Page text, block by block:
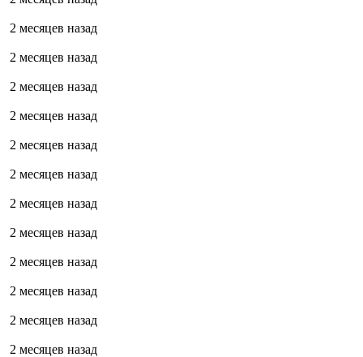
2 месяцев назад
2 месяцев назад
2 месяцев назад
2 месяцев назад
2 месяцев назад
2 месяцев назад
2 месяцев назад
2 месяцев назад
2 месяцев назад
2 месяцев назад
2 месяцев назад
2 месяцев назад